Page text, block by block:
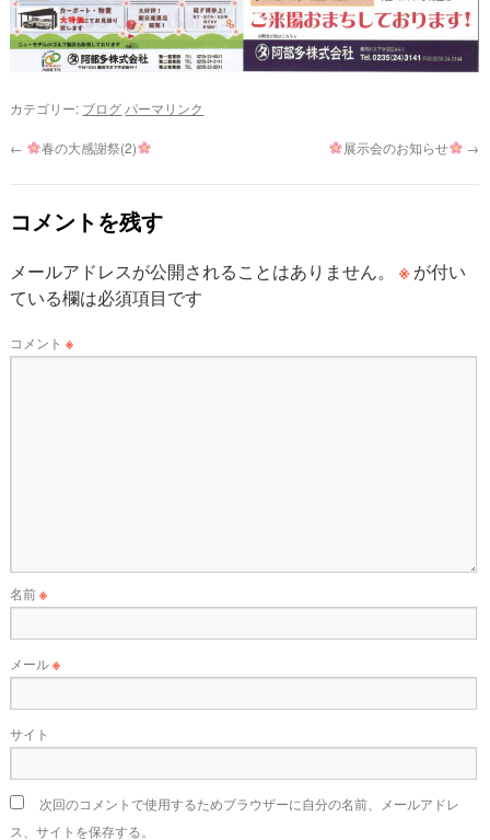
カテゴリー: ブログ パーマリンク
← 春の大感謝祭(2) 展示会のお知らせ →
コメントを残す
メールアドレスが公開されることはありません。 ※ が付い
ている欄は必須項目です
コメント※
名前※
メール※
サイト
次回のコメントで使用するためブラウザーに自分の名前、メールアドレ
ス、サイトを保存する。